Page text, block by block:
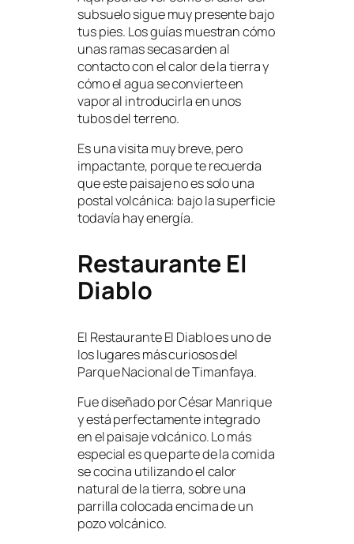
subsuelo sigue muy presente bajo
tus pies. Los guías muestran cómo
unas ramas secas arden al
contacto con el calor de la tierra y
cómo el agua se convierte en
vapor al introducirla en unos
tubos del terreno.
Es una visita muy breve, pero
impactante, porque te recuerda
que este paisaje no es solo una
postal volcánica: bajo la superficie
todavía hay energía.
Restaurante El
Diablo
El Restaurante El Diablo es uno de
los lugares más curiosos del
Parque Nacional de Timanfaya.
Fue diseñado por César Manrique
y está perfectamente integrado
en el paisaje volcánico. Lo más
especial es que parte de la comida
se cocina utilizando el calor
natural de la tierra, sobre una
parrilla colocada encima de un
pozo volcánico.